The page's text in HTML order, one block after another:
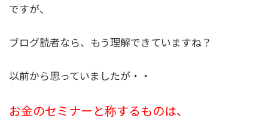
ですが、
ブログ読者なら、もう理解できていますね？
以前から思っていましたが・・
お金のセミナーと称するものは、